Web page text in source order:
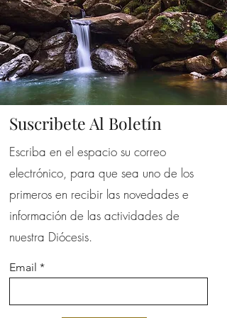
pueden realizar compras con altos
niveles de seguridad.
Suscribete Al Boletín
Escriba en el espacio su correo
electrónico, para que sea uno de los
primeros en recibir las novedades e
información de las actividades de
nuestra Diócesis.
Email